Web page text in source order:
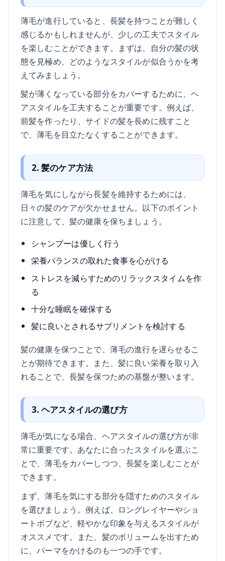
薄毛が進行していると、長髪を持つことが難しく
感じるかもしれませんが、少しの工夫でスタイル
を楽しむことができます。まずは、自分の髪の状
態を見極め、どのようなスタイルが似合うかを考
えてみましょう。
髪が薄くなっている部分をカバーするために、ヘ
アスタイルを工夫することが重要です。例えば、
前髪を作ったり、サイドの髪を長めに残すこと
で、薄毛を目立たなくすることができます。
2. 髪のケア方法
薄毛を気にしながら長髪を維持するためには、
日々の髪のケアが欠かせません。以下のポイント
に注意して、髪の健康を保ちましょう。
シャンプーは優しく行う
栄養バランスの取れた食事を心がける
ストレスを減らすためのリラックスタイムを作
る
十分な睡眠を確保する
髪に良いとされるサプリメントを検討する
髪の健康を保つことで、薄毛の進行を遅らせるこ
とが期待できます。また、髪に良い栄養を取り入
れることで、長髪を保つための基盤が整います。
3. ヘアスタイルの選び方
薄毛が気になる場合、ヘアスタイルの選び方が非
常に重要です。あなたに合ったスタイルを選ぶこ
とで、薄毛をカバーしつつ、長髪を楽しむことが
できます。
まず、薄毛を気にする部分を隠すためのスタイル
を選びましょう。例えば、ロングレイヤーやショ
ートボブなど、軽やかな印象を与えるスタイルが
オススメです。また、髪のボリュームを出すため
に、パーマをかけるのも一つの手です。